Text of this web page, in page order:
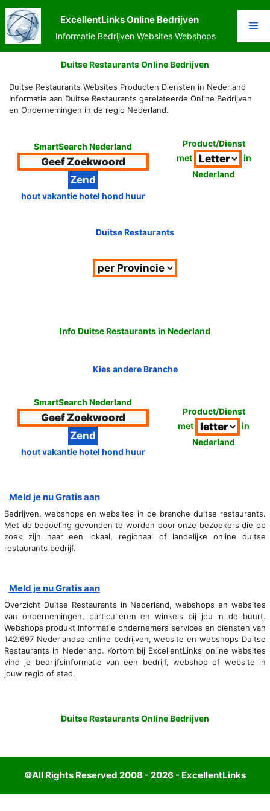
Ga
naar
de
inhoud
ExcellentLinks Online Bedrijven
Informatie Bedrijven Websites Webshops
Duitse Restaurants Online Bedrijven
Duitse Restaurants Websites Producten Diensten in Nederland
Informatie aan Duitse Restaurants gerelateerde Online Bedrijven
en Ondernemingen in de regio Nederland.
SmartSearch Nederland
hout vakantie hotel hond huur
Product/Dienst
met
in
Nederland
Duitse Restaurants
Info Duitse Restaurants in Nederland
Kies andere Branche
SmartSearch Nederland
hout vakantie hotel hond huur
Product/Dienst
met
in
Nederland
Meld je nu Gratis aan
Bedrijven, webshops en websites in de branche duitse restaurants.
Met de bedoeling gevonden te worden door onze bezoekers die op
zoek zijn naar een lokaal, regionaal of landelijke online duitse
restaurants bedrijf.
Meld je nu Gratis aan
Overzicht Duitse Restaurants in Nederland, webshops en websites
van ondernemingen, particulieren en winkels bij jou in de buurt.
Webshops produkt informatie ondernemers services en diensten van
142.697 Nederlandse online bedrijven, website en webshops Duitse
Restaurants in Nederland. Kortom bij ExcellentLinks online websites
vind je bedrijfsinformatie van een bedrijf, webshop of website in
jouw regio of stad.
Duitse Restaurants Online Bedrijven
©All Rights Reserved 2008 - 2026 - ExcellentLinks